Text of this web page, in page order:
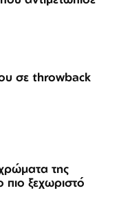
σε throwback
της
πιο ξεχωριστό